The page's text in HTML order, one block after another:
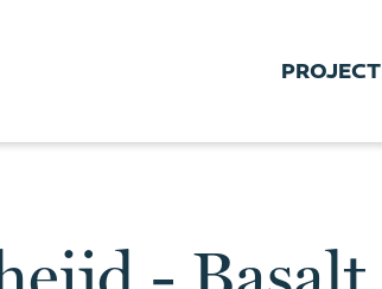
PROJECT